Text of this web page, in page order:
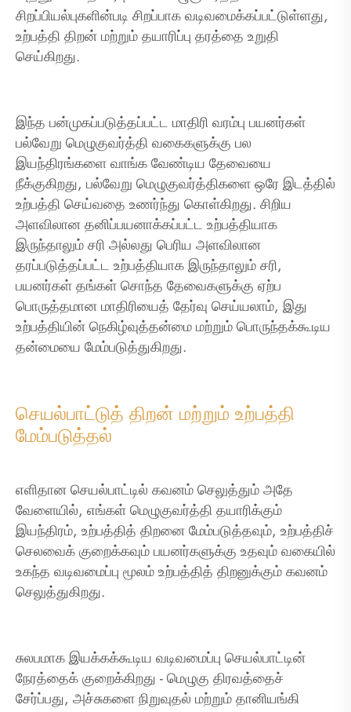
சிறப்பியல்புகளின்படி சிறப்பாக வடிவமைக்கப்பட்டுள்ளது,
உற்பத்தி திறன் மற்றும் தயாரிப்பு தரத்தை உறுதி
செய்கிறது.
இந்த பன்முகப்படுத்தப்பட்ட மாதிரி வரம்பு பயனர்கள்
பல்வேறு மெழுகுவர்த்தி வகைகளுக்கு பல
இயந்திரங்களை வாங்க வேண்டிய தேவையை
நீக்குகிறது, பல்வேறு மெழுகுவர்த்திகளை ஒரே இடத்தில்
உற்பத்தி செய்வதை உணர்ந்து கொள்கிறது. சிறிய
அளவிலான தனிப்பயனாக்கப்பட்ட உற்பத்தியாக
இருந்தாலும் சரி அல்லது பெரிய அளவிலான
தரப்படுத்தப்பட்ட உற்பத்தியாக இருந்தாலும் சரி,
பயனர்கள் தங்கள் சொந்த தேவைகளுக்கு ஏற்ப
பொருத்தமான மாதிரியைத் தேர்வு செய்யலாம், இது
உற்பத்தியின் நெகிழ்வுத்தன்மை மற்றும் பொருந்தக்கூடிய
தன்மையை மேம்படுத்துகிறது.
செயல்பாட்டுத் திறன் மற்றும் உற்பத்தி
மேம்படுத்தல்
எளிதான செயல்பாட்டில் கவனம் செலுத்தும் அதே
வேளையில், எங்கள் மெழுகுவர்த்தி தயாரிக்கும்
இயந்திரம், உற்பத்தித் திறனை மேம்படுத்தவும், உற்பத்திச்
செலவைக் குறைக்கவும் பயனர்களுக்கு உதவும் வகையில்
உகந்த வடிவமைப்பு மூலம் உற்பத்தித் திறனுக்கும் கவனம்
செலுத்துகிறது.
சுலபமாக இயக்கக்கூடிய வடிவமைப்பு செயல்பாட்டின்
நேரத்தைக் குறைக்கிறது - மெழுகு திரவத்தைச்
சேர்ப்பது, அச்சுகளை நிறுவுதல் மற்றும் தானியங்கி